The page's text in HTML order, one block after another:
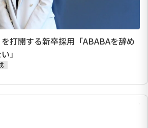
打開する新卒採用「ABABAを辞め
」